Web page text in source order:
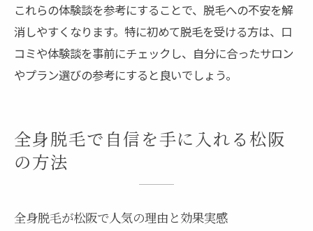
これらの体験談を参考にすることで、脱毛への不安を解
消しやすくなります。特に初めて脱毛を受ける方は、口
コミや体験談を事前にチェックし、自分に合ったサロン
やプラン選びの参考にすると良いでしょう。
全身脱毛で自信を手に入れる松阪
の方法
全身脱毛が松阪で人気の理由と効果実感